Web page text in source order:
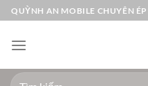
Bỏ
qua
nội
QUỲNH AN MOBILE CHUYÊN
Tìm